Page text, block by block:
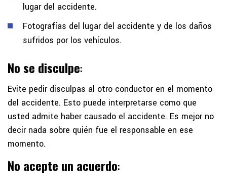
lugar del accidente.
Fotografías del lugar del accidente y de los daños
sufridos por los vehículos.
No se disculpe:
Evite pedir disculpas al otro conductor en el momento
del accidente. Esto puede interpretarse como que
usted admite haber causado el accidente. Es mejor no
decir nada sobre quién fue el responsable en ese
momento.
No acepte un acuerdo: